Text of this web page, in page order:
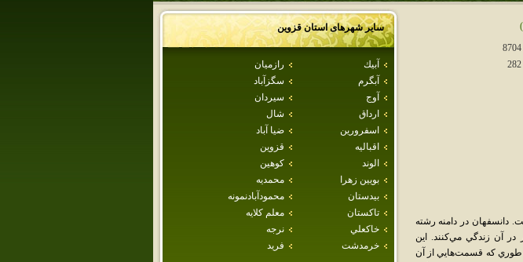
سایر شهرهای استانقزوين
آبيك
رازميان
آبگرم
سگزآباد
آوج
سيردان
ارداق
شال
اسفرورين
ضيا آباد
اقباليه
قزوين
الوند
كوهين
بويين زهرا
محمديه
بيدستان
محمودآبادنمونه
تاكستان
معلم كلايه
خاكعلي
نرجه
خرمدشت
فريد
8704
282
دانسفهان در دامنه رشته
چين خورده گيهاي اروميه-دختر) واقع گرديده‌است و جمعيتي بالغ بر 30000 نفر در آن زندگي مي‌کنند. اين
شد، به طوري که قسمت‌هايي از آن